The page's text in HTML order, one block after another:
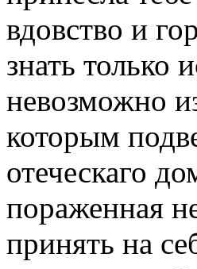
вдовство и
знать
невозможно
которым
отеческаго
пораженная
принять на